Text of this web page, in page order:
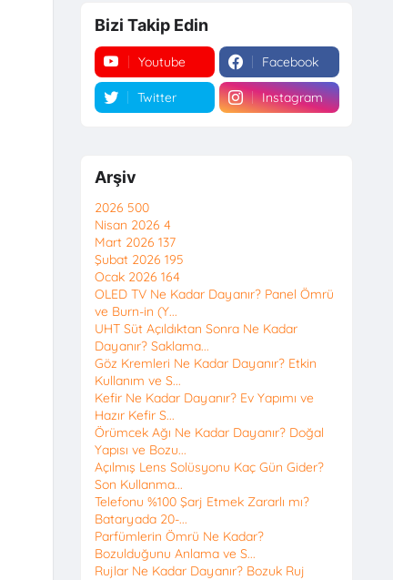
Bizi Takip Edin
Youtube Facebook
Twitter Instagram
Arşiv
2026 500
Nisan 2026 4
Mart 2026 137
Şubat 2026 195
Ocak 2026 164
OLED TV Ne Kadar Dayanır? Panel Ömrü
ve Burn-in (Y...
UHT Süt Açıldıktan Sonra Ne Kadar
Dayanır? Saklama...
Göz Kremleri Ne Kadar Dayanır? Etkin
Kullanım ve S...
Kefir Ne Kadar Dayanır? Ev Yapımı ve
Hazır Kefir S...
Örümcek Ağı Ne Kadar Dayanır? Doğal
Yapısı ve Bozu...
Açılmış Lens Solüsyonu Kaç Gün Gider?
Son Kullanma...
Telefonu %100 Şarj Etmek Zararlı mı?
Bataryada 20-...
Parfümlerin Ömrü Ne Kadar?
Bozulduğunu Anlama ve S...
Rujlar Ne Kadar Dayanır? Bozuk Ruj